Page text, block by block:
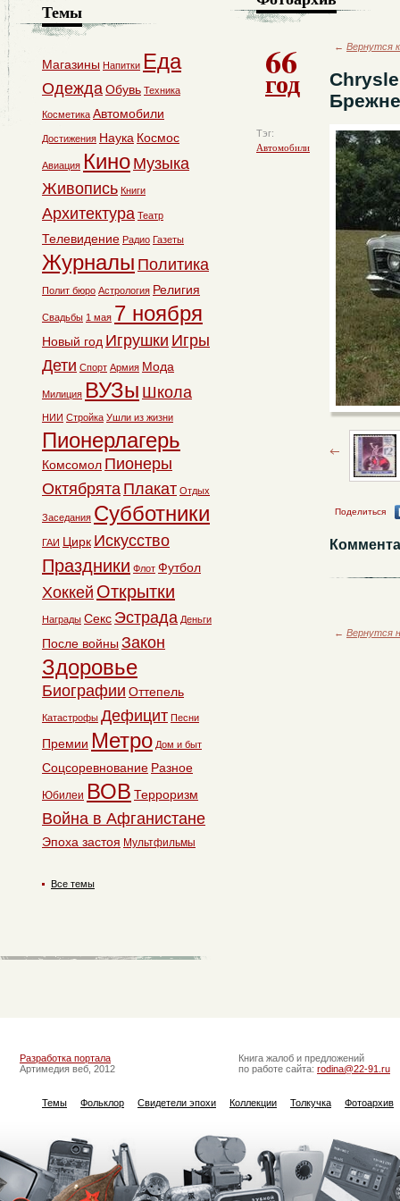
66
год
Тэг:
Автомобили
← Вернутся
Поделиться
← Вернутся
Темы
Магазины Напитки Еда
ОдеждаОбувь Техника
Косметика Автомобили
Достижения Наука Космос
Авиация Кино Музыка
Живопись Книги
Архитектура Театр
Телевидение Радио Газеты
Журналы Политика
Полит бюро Астрология Религия
Свадьбы 1 мая 7 ноября
Новый год Игрушки Игры
Дети Спорт Армия Мода
Милиция ВУЗы Школа
НИИ Стройка Ушли из жизни
Пионерлагерь
Комсомол Пионеры
Октябрята Плакат Отдых
Заседания Субботники
ГАИ Цирк Искусство
Праздники Флот Футбол
Хоккей Открытки
Награды Секс Эстрада Деньги
После войны Закон
Здоровье
Биографии Оттепель
Катастрофы Дефицит Песни
Премии Метро Дом и быт
Соцсоревнование Разное
Юбилеи ВОВ Терроризм
Война в Афганистане
Эпоха застоя Мультфильмы
Все темы
Разработка портала
Артимедия веб, 2012
Книга жалоб и предложений
по работе сайта: rodina@22-91.ru
Темы Фольклор Свидетели эпохи Коллекции Толкучка Фотоархив